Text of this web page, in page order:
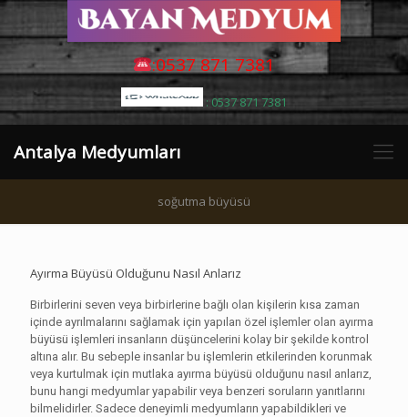
:0537 871 7381
: 0537 871 7381
Antalya Medyumları
soğutma büyüsü
Ayırma Büyüsü Olduğunu Nasıl Anlarız
Birbirlerini seven veya birbirlerine bağlı olan kişilerin kısa zaman
içinde ayrılmalarını sağlamak için yapılan özel işlemler olan ayırma
büyüsü işlemleri insanların düşüncelerini kolay bir şekilde kontrol
altına alır. Bu sebeple insanlar bu işlemlerin etkilerinden korunmak
veya kurtulmak için mutlaka ayırma büyüsü olduğunu nasıl anlarız,
bunu hangi medyumlar yapabilir veya benzeri soruların yanıtlarını
bilmelidirler. Sadece deneyimli medyumların yapabildikleri ve